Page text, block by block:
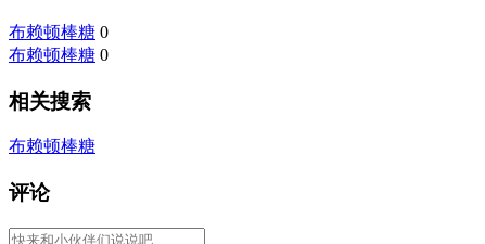
布赖顿棒糖 0
布赖顿棒糖 0
相关搜索
布赖顿棒糖
评论